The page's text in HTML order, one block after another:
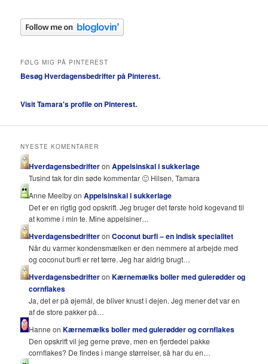
FØLG MIG PÅ PINTEREST
Besøg Hverdagensbedrifter på Pinterest.
Visit Tamara's profile on Pinterest.
NYESTE KOMENTARER
HverdagensbedrifteronAppelsinskal i sukkerlage
Tusind tak for din søde kommentar 🙂 Hilsen, Tamara
Anne Meelby onAppelsinskal i sukkerlage
Det er en rigtig god opskrift. Jeg bruger det første hold kogevand til
at komme i min te. Mine appelsiner…
HverdagensbedrifteronCoconut burfi – en indisk specialitet
Når du varmer kondensmælken er den nemmere at arbejde med
og coconut burfi er ret tørre. Jeg har aldrig brugt…
HverdagensbedrifteronKærnemælks boller med gulerødder og
cornflakes
Ja, det er på øjemål, de bliver knust i dejen. Jeg mener det var en
af de store pakker på…
Hanne onKærnemælks boller med gulerødder og cornflakes
Den opskrift vil jeg gerne prøve, men en fjerdedel pakke
cornflakes? De findes i mange størrelser, så har du en…